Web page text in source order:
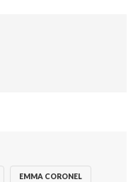
EMMA CORONEL